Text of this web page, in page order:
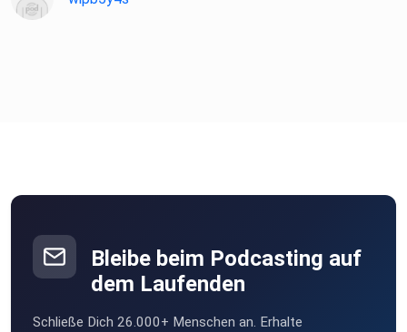
Kontakt
Bleibe beim Podcasting auf
dem Laufenden
Schließe Dich 26.000+ Menschen an. Erhalte